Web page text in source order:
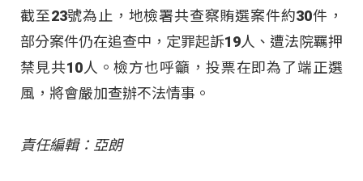
截至23號為止，地檢署共查察賄選案件約30件，
部分案件仍在追查中，定罪起訴19人、遭法院羈押
禁見共10人。檢方也呼籲，投票在即為了端正選
風，將會嚴加查辦不法情事。
責任編輯：亞朗